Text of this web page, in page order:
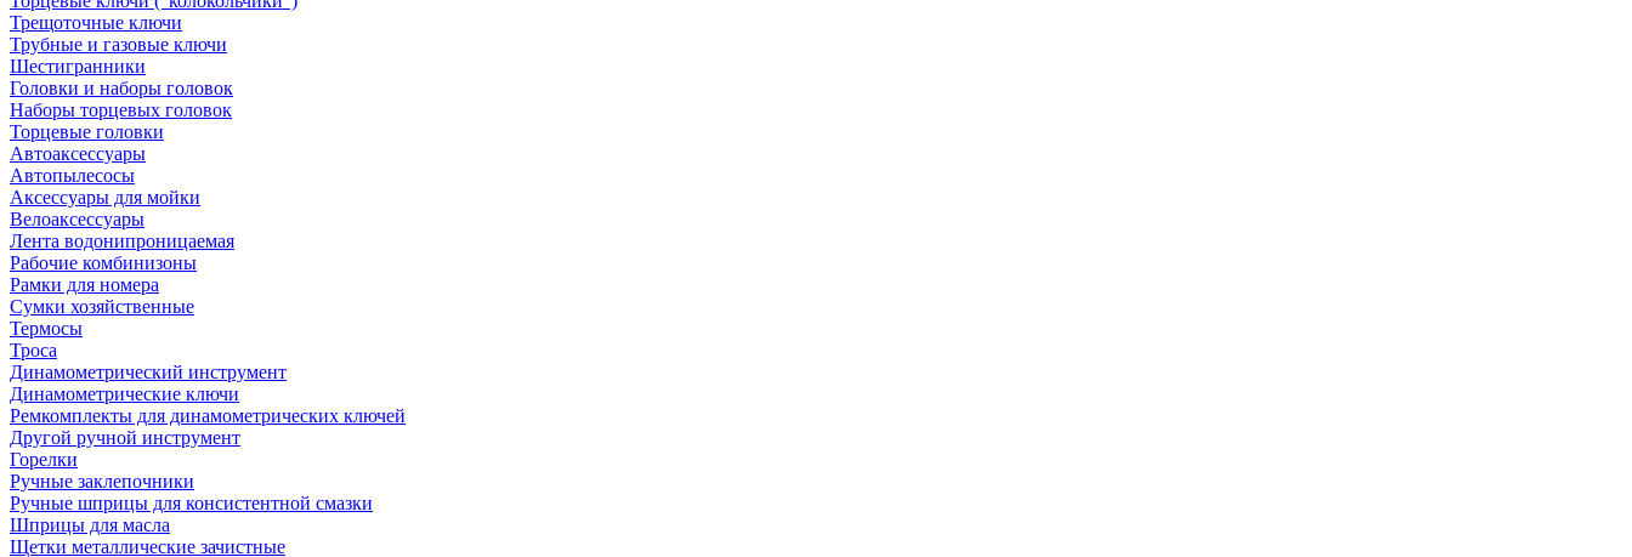
Трещоточные ключи
Трубные и газовые ключи
Шестигранники
Головки и наборы головок
Наборы торцевых головок
Торцевые головки
Автоаксессуары
Автопылесосы
Аксессуары для мойки
Велоаксессуары
Лента водонипроницаемая
Рабочие комбинизоны
Рамки для номера
Сумки хозяйственные
Термосы
Троса
Динамометрический инструмент
Динамометрические ключи
Ремкомплекты для динамометрических ключей
Другой ручной инструмент
Горелки
Ручные заклепочники
Ручные шприцы для консистентной смазки
Шприцы для масла
Щетки металлические зачистные